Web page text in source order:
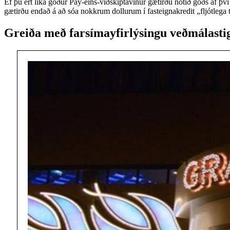
gætirðu endað á að sóa nokkrum dollurum í fasteignakredit
Greiða með farsímayfirlýsingu